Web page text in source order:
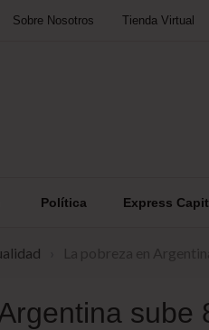
Sobre Nosotros Tienda Virtual
Política Express
sube